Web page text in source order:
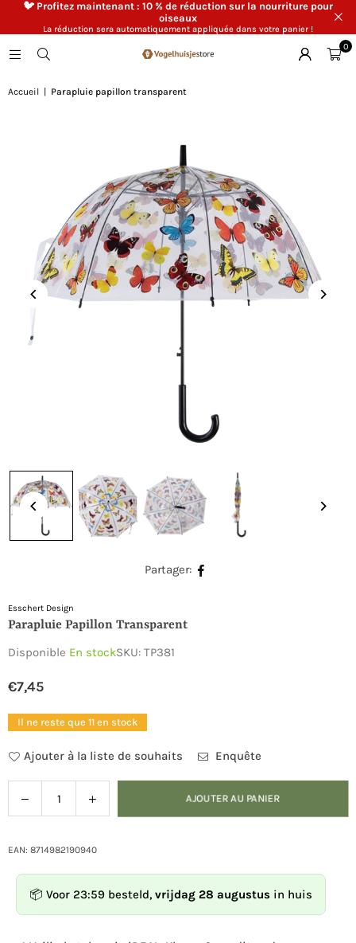
🐦 Profitez maintenant : 10 % de réduction sur la nourriture pour
oiseaux
La réduction sera automatiquement appliquée dans votre panier !
0
Accueil Parapluie papillon transparent
Partager:
Esschert Design
Parapluie Papillon Transparent
Disponible En stockSKU: TP381
Prix
régulier
€7,45
Il ne reste que 11 en stock
Ajouter à la liste de souhaits Enquête
Diminuer
la
pour
papillon
transparent
Augmenter
la
pour
transparent
AJOUTER AU PANIER
EAN: 8714982190940
📦 Voor 23:59 besteld, vrijdag 28 augustus in huis